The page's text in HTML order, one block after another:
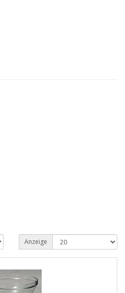
Anzeige